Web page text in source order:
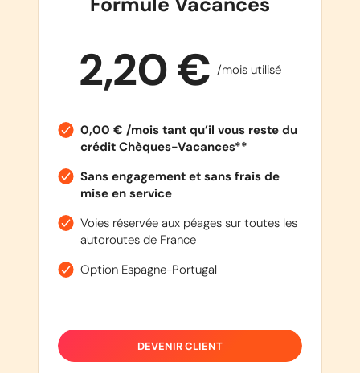
2,20 € /mois utilisé
0,00 € /mois tant qu’il vous reste du
crédit Chèques-Vacances**
Sans engagement et sans frais de
mise en service
Voies réservée aux péages sur toutes les
autoroutes de France
Option Espagne-Portugal
DEVENIR CLIENT